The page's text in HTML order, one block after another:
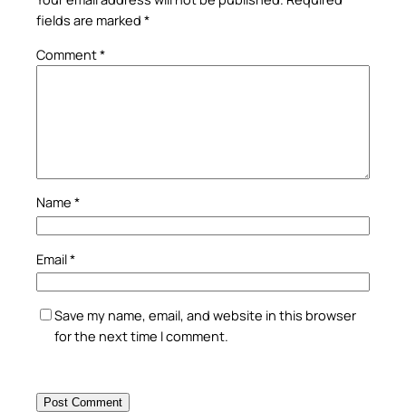
fields are marked *
Comment*
Name *
Email*
Save my name, email, and website in this browser
for the next time I comment.